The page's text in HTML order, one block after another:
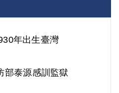
年出生臺灣
部泰源感訓監獄